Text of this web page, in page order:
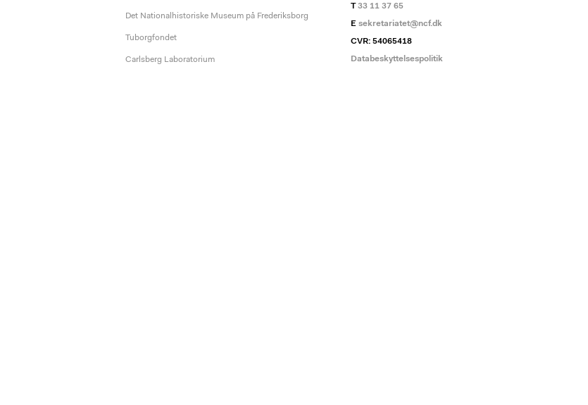
Det Nationalhistoriske Museum på Frederiksborg
Tuborgfondet
Carlsberg Laboratorium
T33 11 37 65
E sekretariatet@ncf.dk
CVR: 54065418
Databeskyttelsespolitik